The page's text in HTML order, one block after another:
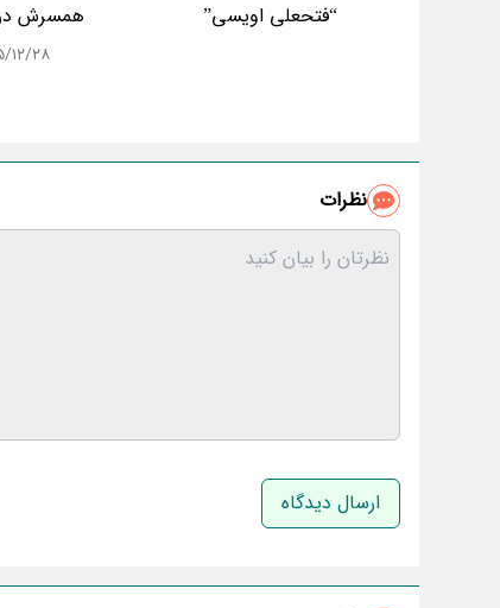
“فتحعلی اویسی”
همسرش
۱۳۹۵/
نظرات
نام و نام خانوادگی